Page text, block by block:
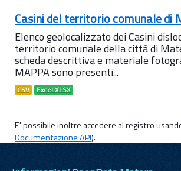
Casini del territorio comunale di
Elenco geolocalizzato dei Casini
territorio comunale della città di
scheda descrittiva e materiale
MAPPA sono presenti...
CSV Excel XLSX
E' possibile inoltre accedere al registro
Documentazione API).